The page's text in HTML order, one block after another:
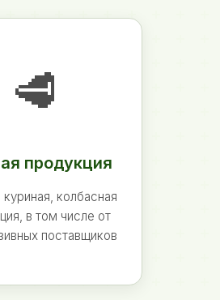
🥩
продукция
колбасная
в том числе от
поставщиков